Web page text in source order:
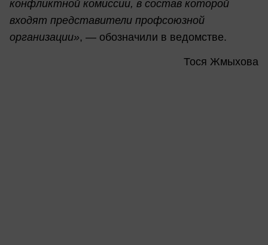
конфликтной комиссии, в состав которой
входят представители профсоюзной
организации», — обозначили в ведомстве.
Тося Жмыхова